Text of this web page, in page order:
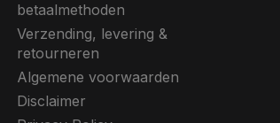
betaalmethoden
Verzending, levering &
retourneren
Algemene voorwaarden
Disclaimer